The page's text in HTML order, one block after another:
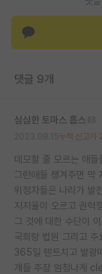
홍보 게시판
커리어
반도체 아카데미
재팬라운지 🌸
댓글 9개
심심한 토마스 홉스
누적 신고가
데모할 줄 모르는 애
그런애들 챙겨주면 막
위정자들은 나라가 발
지지율이 오르고 권력
그 것에 대한 수단이
국회랑 법원 그리고
365일 텐트치고 발광
걔들 주장 엄청나게